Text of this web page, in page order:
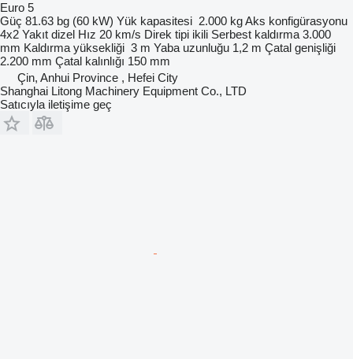
Euro 5
Güç 81.63 bg (60 kW) Yük kapasitesi 2.000 kgAks konfigürasyonu
4x2 Yakıt dizel Hız 20 km/s Direk tipi ikili Serbest kaldırma 3.000
mm Kaldırma yüksekliği 3 m Yaba uzunluğu 1,2 m Çatal genişliği
2.200 mm Çatal kalınlığı 150 mm
Çin, Anhui Province , Hefei City
Shanghai Litong Machinery Equipment Co., LTD
Satıcıyla iletişime geç